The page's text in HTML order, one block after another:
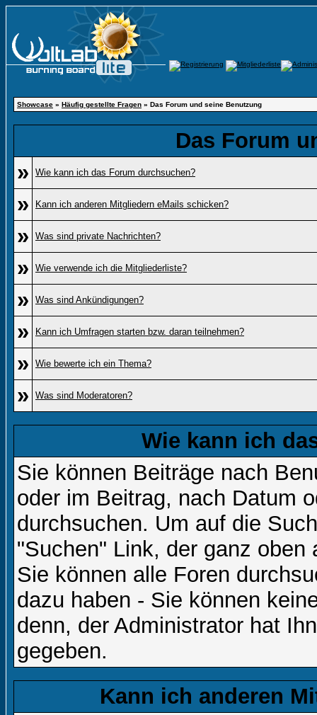
Showcase » Häufig gestellte Fragen » Das Forum und seine Benutzung
Das Forum
»
Wie kann ich das Forum durchsuchen?
» Kann ich anderen Mitgliedern eMails schicken?
» Was sind private Nachrichten?
» Wie verwende ich die Mitgliederliste?
» Was sind Ankündigungen?
» Kann ich Umfragen starten bzw. daran teilnehmen?
» Wie bewerte ich ein Thema?
» Was sind Moderatoren?
Wie kann ich
Sie können Beiträge nach
oder im Beitrag, nach Datum
durchsuchen. Um auf die
"Suchen" Link, der ganz
Sie können alle Foren
dazu haben - Sie können
denn, der Administrator hat
gegeben.
Kann ich anderen